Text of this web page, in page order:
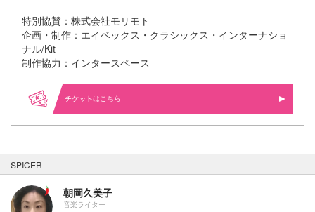
特別協賛：株式会社モリモト
企画・制作：エイベックス・クラシックス・インターナショ
ナル/Kit
制作協力：インタースペース
はこちら
SPICER
朝岡久美子
音楽ライター